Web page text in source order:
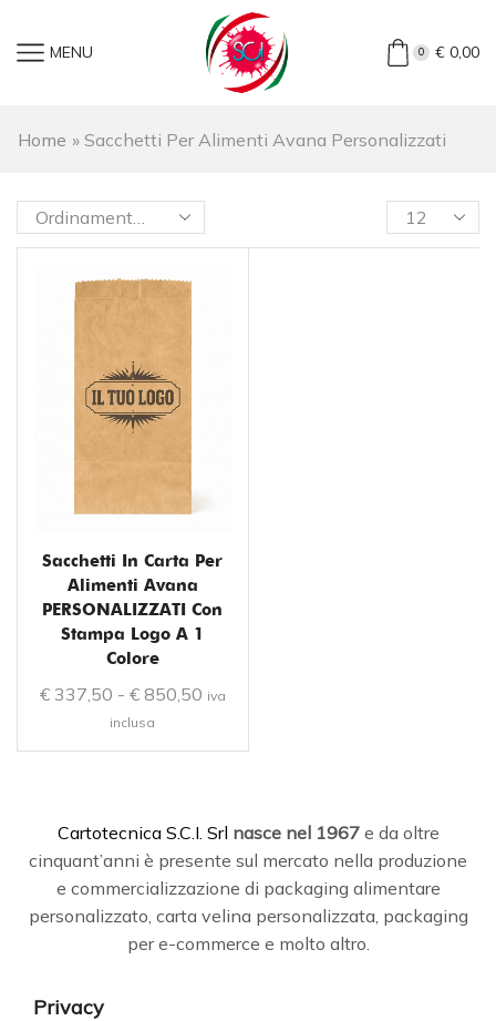
MENU 0 €0,00
Home » Sacchetti Per Alimenti Avana Personalizzati
Sacchetti In Carta Per
Alimenti Avana
PERSONALIZZATI Con
Stampa Logo A 1
Colore
€337,50 - €850,50 iva
inclusa
Cartotecnica S.C.I. Srl nasce nel 1967e da oltre
cinquant’anni è presente sul mercato nella produzione
e commercializzazione di packaging alimentare
personalizzato, carta velina personalizzata, packaging
per e-commerce e molto altro.
Privacy